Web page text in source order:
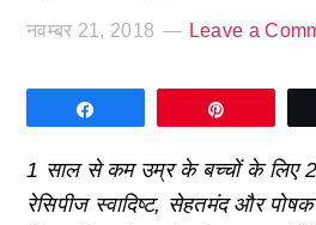
नवम्बर 21, 2018 Leave a
1 साल से कम उम्र के बच्चों के लिए
रेसिपीज स्वादिष्ट, सेहतमंद और